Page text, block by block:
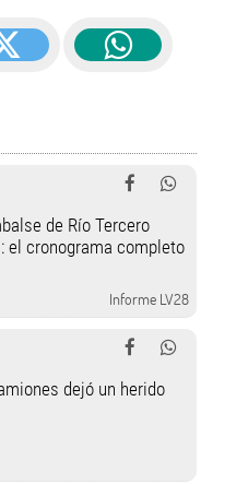
de Río Tercero
el cronograma completo
Informe LV28
dejó un herido